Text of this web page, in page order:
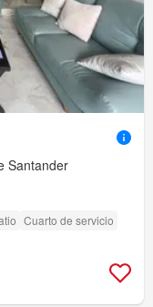
Santander
Cuarto de servicio